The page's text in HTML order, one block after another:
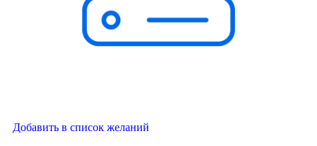
Добавить в список желаний